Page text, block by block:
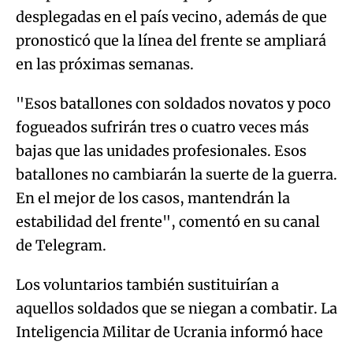
desplegadas en el país vecino, además de que
pronosticó que la línea del frente se ampliará
en las próximas semanas.
"Esos batallones con soldados novatos y poco
fogueados sufrirán tres o cuatro veces más
bajas que las unidades profesionales. Esos
batallones no cambiarán la suerte de la guerra.
En el mejor de los casos, mantendrán la
estabilidad del frente", comentó en su canal
de Telegram.
Los voluntarios también sustituirían a
aquellos soldados que se niegan a combatir. La
Inteligencia Militar de Ucrania informó hace